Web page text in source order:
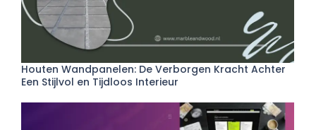
Houten Wandpanelen: De Verborgen Kracht Achter
Een Stijlvol en Tijdloos Interieur